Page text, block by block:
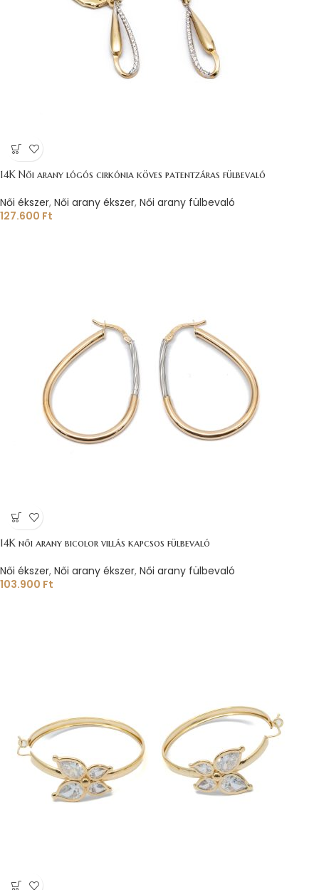
14K Női arany lógós cirkónia köves patentzáras fülbevaló
Női ékszer, Női arany ékszer, Női arany fülbevaló
127.600 Ft
14K női arany bicolor villás kapcsos fülbevaló
Női ékszer, Női arany ékszer, Női arany fülbevaló
103.900 Ft